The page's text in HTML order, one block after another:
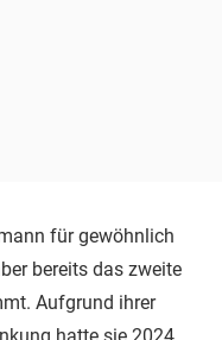
für gewöhnlich
bereits das zweite
Aufgrund ihrer